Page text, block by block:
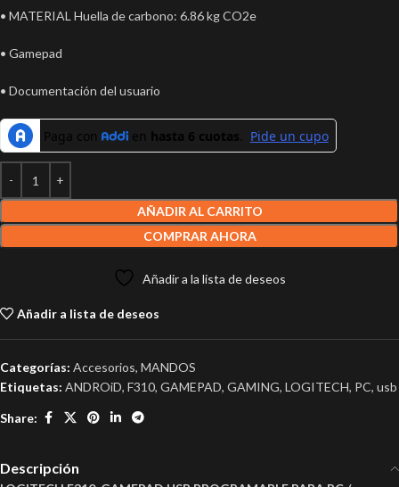
• MATERIAL Huella de carbono: 6.86 kg CO2e
• Gamepad
• Documentación del usuario
AÑADIR AL CARRITO
COMPRAR AHORA
Añadir a la lista de deseos
Añadir a lista de deseos
Categorías: Accesorios, MANDOS
Etiquetas: ANDROiD, F310, GAMEPAD, GAMING, LOGITECH, PC, usb
Share:
Descripción